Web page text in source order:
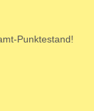
Punktestand!